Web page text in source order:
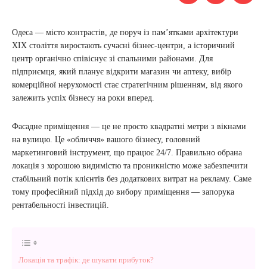
Одеса — місто контрастів, де поруч із пам’ятками архітектури
XIX століття виростають сучасні бізнес-центри, а історичний
центр органічно співіснує зі спальними районами. Для
підприємця, який планує відкрити магазин чи аптеку, вибір
комерційної нерухомості стає стратегічним рішенням, від якого
залежить успіх бізнесу на роки вперед.
Фасадне приміщення — це не просто квадратні метри з вікнами
на вулицю. Це «обличчя» вашого бізнесу, головний
маркетинговий інструмент, що працює 24/7. Правильно обрана
локація з хорошою видимістю та проникністю може забезпечити
стабільний потік клієнтів без додаткових витрат на рекламу. Саме
тому професійний підхід до вибору приміщення — запорука
рентабельності інвестицій.
Локація та трафік: де шукати прибуток?